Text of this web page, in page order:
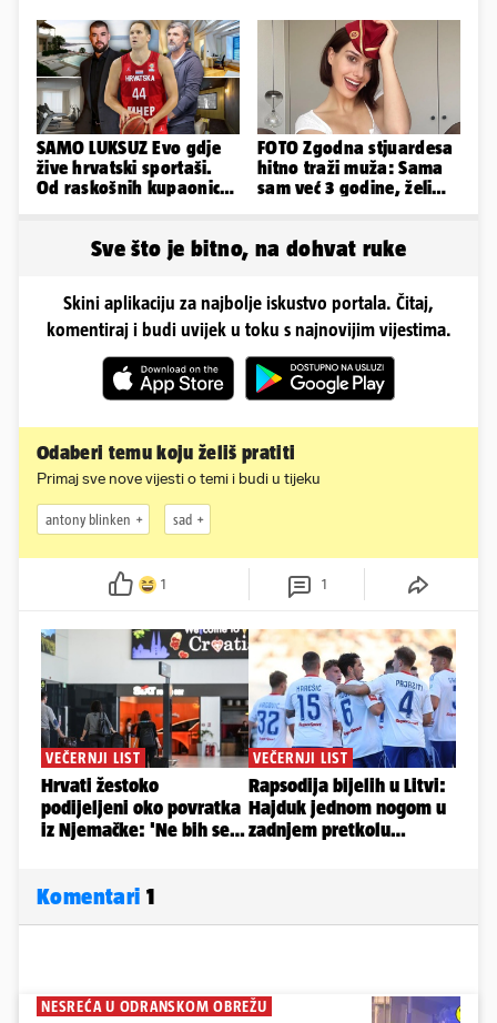
sin!
SAMO LUKSUZ Evo gdje
žive hrvatski sportaši.
Od raskošnih kupaonica
FOTO Zgodna stjuardesa
hitno traži muža: Sama
sam već 3 godine, želim
Sve što je bitno, na dohvat ruke
Skini aplikaciju za najbolje iskustvo portala. Čitaj,
komentiraj i budi uvijek u toku s najnovijim vijestima.
Odaberi temu koju želiš pratiti
Primaj sve nove vijesti o temi i budi u tijeku
antony blinken sad
1 1
Komentari 1
NESREĆA U ODRANSKOM OBREŽU